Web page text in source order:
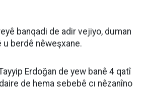
banqadi de adir vejiyo, duman
berdê nêweşxane.
Erdoğan de yew banê 4 qatî
de hema sebebê cı nêzanîno